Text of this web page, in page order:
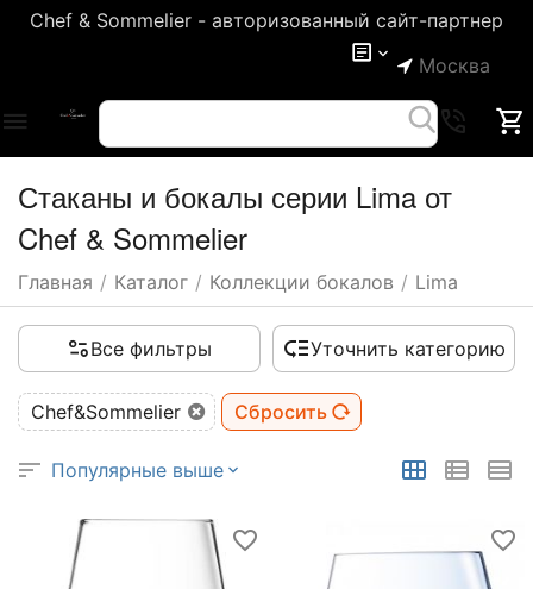
Chef & Sommelier - авторизованный сайт-партнер
Москва
Стаканы и бокалы серии Lima от
Chef & Sommelier
Главная / Каталог / Коллекции бокалов / Lima
Все фильтры Уточнить категорию
Chef&Sommelier Сбросить
Популярные выше